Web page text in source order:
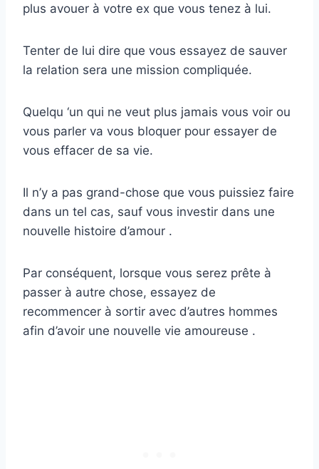
plus avouer à votre ex que vous tenez à lui.
Tenter de lui dire que vous essayez de sauver
la relation sera une mission compliquée.
Quelqu ‘un qui ne veut plus jamais vous voir ou
vous parler va vous bloquer pour essayer de
vous effacer de sa vie.
Il n’y a pas grand-chose que vous puissiez faire
dans un tel cas, sauf vous investir dans une
nouvelle histoire d’amour .
Par conséquent, lorsque vous serez prête à
passer à autre chose, essayez de
recommencer à sortir avec d’autres hommes
afin d’avoir une nouvelle vie amoureuse .